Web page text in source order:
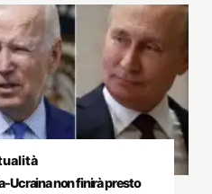
Ucraina non finirà presto